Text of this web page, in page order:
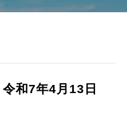
和7年4月13日